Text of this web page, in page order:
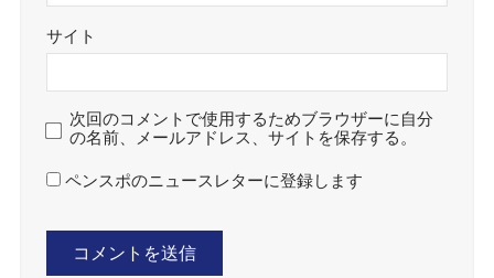
サイト
次回のコメントで使用するためブラウザーに自分
の名前、メールアドレス、サイトを保存する。
ペンスポのニュースレターに登録します